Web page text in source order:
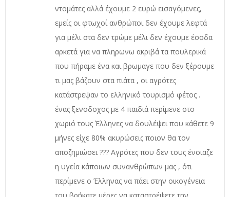
ντομάτες αλλά έχουμε 2 ευρώ εισαγόμενες,
εμείς οι φτωχοί ανθρώποι δεν έχουμε λεφτά
για μέλι στα δεν τρώμε μέλι δεν έχουμε έσοδα
αρκετά για να πληρωνω ακριβά τα πουλερικά
που πήραμε ένα και βρωμαγε που δεν ξέρουμε
τι μας βάζουν στα πιάτα , οι αγρότες
κατάστρεψαν το ελληνικό τουρισμό φέτος .
ένας ξενοδοχος με 4 παιδιά περίμενε στο
χωριό τους Έλληνες να δουλέψει που κάθετε 9
μήνες είχε 80% ακυρώσεις ποιον θα τον
αποζημιώσει ??? Αγρότες που δεν τους ένοιαζε
η υγεία κάποιων συνανθρώπων μας , ότι
περίμενε ο Έλληνας να πάει στην οικογένεια